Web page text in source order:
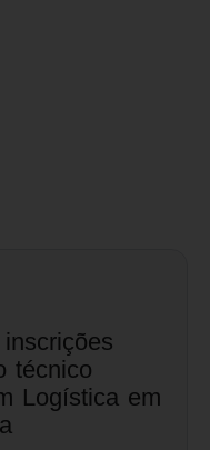
técnico
Logística em